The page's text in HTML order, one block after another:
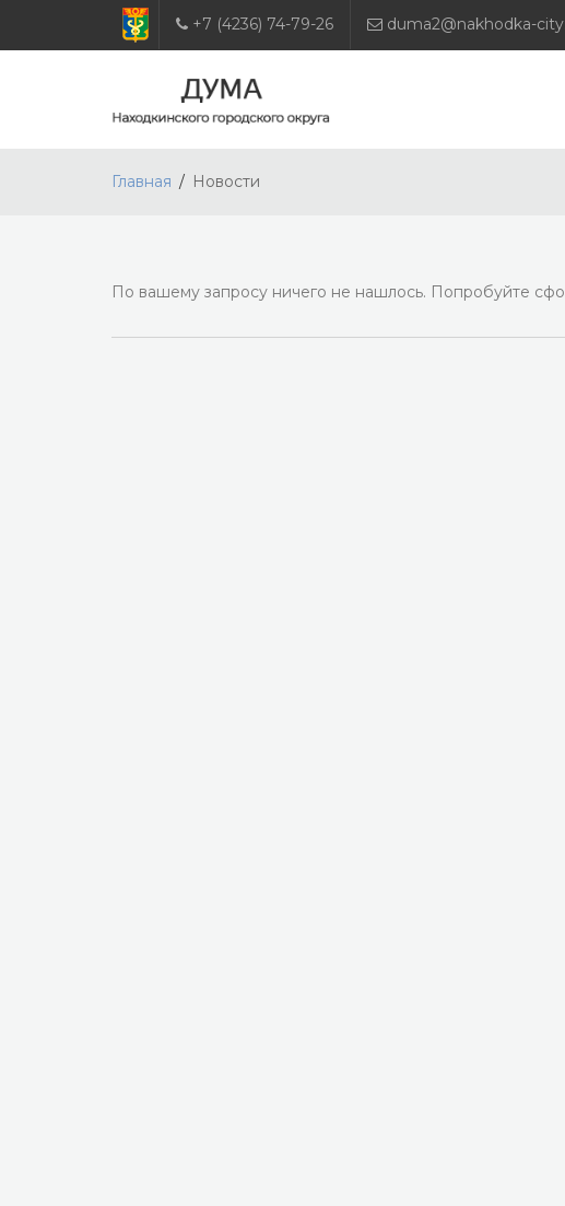
+7 (4236) 74-79-26 duma2@nakhodka-
Главная Новости
По вашему запросу ничего не нашлось. Попробуйте